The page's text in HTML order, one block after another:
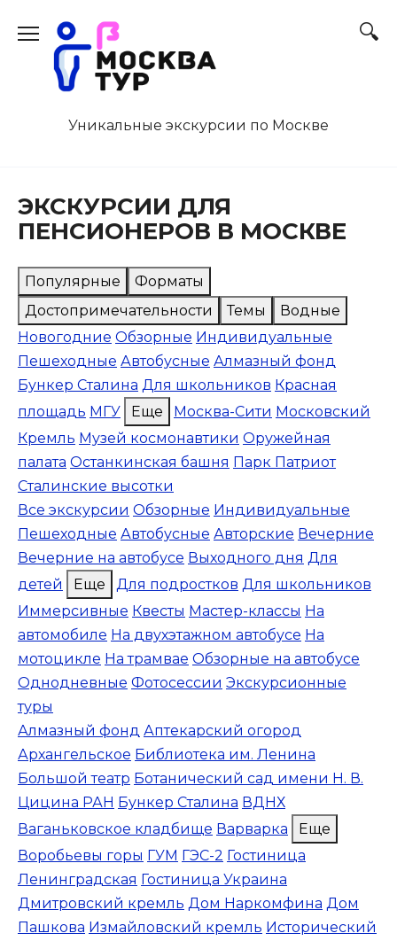
содержанию
Уникальные экскурсии по Москве
ЭКСКУРСИИ ДЛЯ
ПЕНСИОНЕРОВ В МОСКВЕ
Популярные
Форматы
Достопримечательности
Темы
Водные
Новогодние Обзорные Индивидуальные
Пешеходные Автобусные Алмазный фонд
Бункер Сталина Для школьников Красная
площадь МГУ Еще Москва-Сити Московский
Кремль Музей космонавтики Оружейная
палата Останкинская башня Парк Патриот
Сталинские высотки
Все экскурсии Обзорные Индивидуальные
Пешеходные Автобусные Авторские Вечерние
Вечерние на автобусе Выходного дня Для
детей
Еще Для подростков Для школьников
Иммерсивные Квесты Мастер-классы На
автомобиле На двухэтажном автобусе На
мотоцикле На трамвае Обзорные на автобусе
Однодневные Фотосессии Экскурсионные
туры
Алмазный фонд Аптекарский огород
Архангельское Библиотека им. Ленина
Большой театр Ботанический сад имени Н. В.
Цицина РАН Бункер Сталина ВДНХ
Ваганьковское кладбище Варварка
Еще
Воробьевы горы ГУМ ГЭС-2 Гостиница
Ленинградская Гостиница Украина
Дмитровский кремль Дом Наркомфина Дом
Пашкова Измайловский кремль Исторический